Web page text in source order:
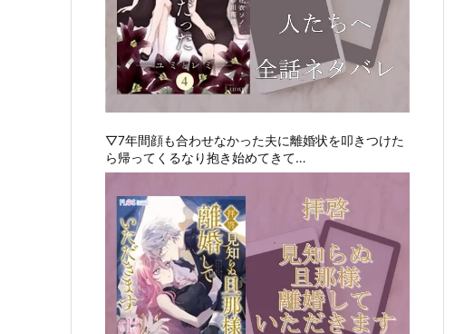
▽7年間顔も合わせなかった夫に離婚状を叩きつけた
ら帰ってくるなり抱き始めてきて…